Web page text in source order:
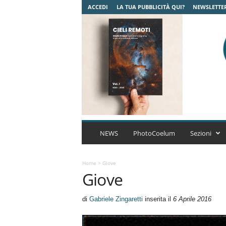
ACCEDI LA TUA PUBBLICITÀ QUI?
C
t
r
NEWS PhotoCoelum Sezioni
Home > Giove
Giove
di Gabriele Zingaretti inserita il 6 Aprile 2016